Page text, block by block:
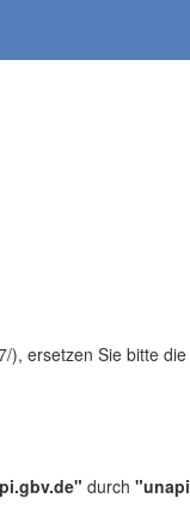
), ersetzen Sie bitte
durch